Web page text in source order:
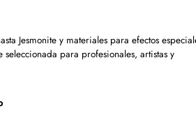
Jesmonite y materiales para efectos
seleccionada para profesionales, artistas y